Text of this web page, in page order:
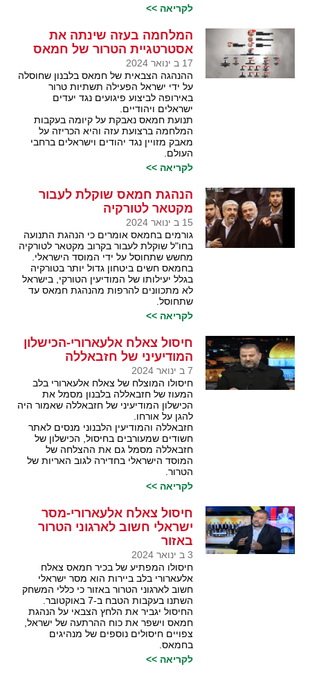
לקריאה >>
המלחמה בעזה שינתה את
אסטרטגיית הטרור של חמאס
17 ב ינואר 2024
ההנהגה הצבאית של חמאס בלבנון שחוסלה
על ידי ישראל הפעילה תשתיות טרור
באירופה לביצוע פיגועים נגד יעדים
ישראלים ויהודיים.
תנועת חמאס נאבקת על קיומה בעקבות
המלחמה ברצועת עזה והיא הכריזה על
מאבק מזויין נגד יהודים וישראלים ברחבי
העולם.
לקריאה >>
הנהגת חמאס שוקלת לעבור
מקטאר לטורקיה
15 ב ינואר 2024
גורמים בחמאס אומרים כי הנהגת התנועה
בחו"ל שוקלת לעבור בקרוב מקטאר לטורקיה
מחשש שתחוסל על ידי המוסד הישראלי.
בחמאס חשים ביטחון גדול יותר בטורקיה
בגלל יעילותו של המודיעין הטורקי, בישראל
לא מתכוונים להרפות מהנהגת חמאס עד
שתחוסל.
לקריאה >>
חיסול צאלח אלעארורי-הכישלון
המודיעיני של חזבאללה
7 ב ינואר 2024
חיסולו המוצלח של צאלח אלעארורי בלב
המעוז של חזבאללה בלבנון מסמל את
הכישלון המודיעיני של חזבאללה שאמור היה
להגן על אורחו.
חזבאללה והמודיעין הלבנוני מנסים לאתר
חשודים שמעורבים בחיסול, הכישלון של
חזבאללה מסמל גם את ההצלחה של
המוסד הישראלי בחדירה לגוב האריות של
הטרור.
לקריאה >>
חיסול צאלח אלעארורי-מסר
ישראלי חשוב לארגוני הטרור
באזור
3 ב ינואר 2024
חיסולו המפתיע של בכיר חמאס צאלח
אלעארורי בלב ביירות הוא מסר ישראלי
חשוב לארגוני הטרור באזור כי כללי המשחק
השתנו בעקבות הטבח ב-7 באוקטובר.
החיסול יגביר את הלחץ הצבאי על הנהגת
חמאס וישפר את כוח ההרתעה של ישראל,
צפויים חיסולים נוספים של מנהיגים
בחמאס.
לקריאה >>